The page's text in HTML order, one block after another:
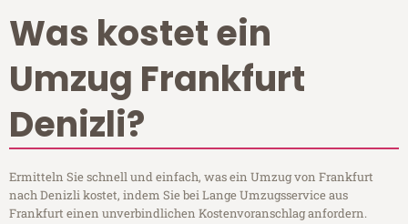
Was kostet ein
Umzug Frankfurt
Denizli?
Ermitteln Sie schnell und einfach, was ein Umzug von Frankfurt
nach Denizli kostet, indem Sie bei Lange Umzugsservice aus
Frankfurt einen unverbindlichen Kostenvoranschlag anfordern.